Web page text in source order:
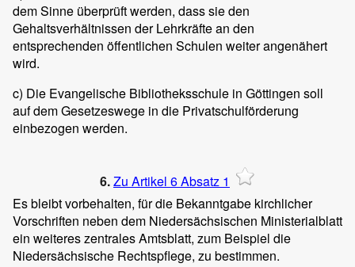
dem Sinne überprüft werden, dass sie den
Gehaltsverhältnissen der Lehrkräfte an den
entsprechenden öffentlichen Schulen weiter angenähert
wird.
c) Die Evangelische Bibliotheksschule in Göttingen soll
auf dem Gesetzeswege in die Privatschulförderung
einbezogen werden.
6.Zu Artikel 6 Absatz 1
Es bleibt vorbehalten, für die Bekanntgabe kirchlicher
Vorschriften neben dem Niedersächsischen Ministerialblatt
ein weiteres zentrales Amtsblatt, zum Beispiel die
Niedersächsische Rechtspflege, zu bestimmen.